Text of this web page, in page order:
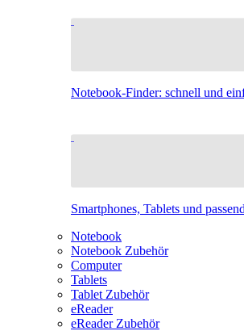
Notebook-Finder: schnell und
Smartphones, Tablets und
Notebook
Notebook Zubehör
Computer
Tablets
Tablet Zubehör
eReader
eReader Zubehör